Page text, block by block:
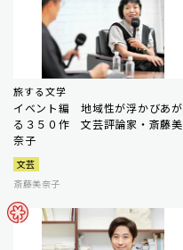
旅する文学
イベント編 地域性が浮かびあが
る３５０作 文芸評論家・斎藤美
奈子
文芸
斎藤美奈子